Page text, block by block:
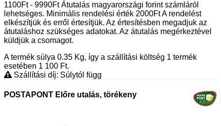
1100Ft - 9990Ft Átutalás magyarországi forint számláról
lehetséges. Minimális rendelési érték 2000Ft A rendelést
elkészítjük és erről értesítjük. Az értesítésben megadjuk az
átutaláshoz szükséges adatokat. Az átutalás megérkeztével
küldjük a csomagot.
A termék súlya 0.35 Kg, így a szállítási költség 1 termék
esetében 1 100 Ft.
Szállítási díj: Súlytól függ
POSTAPONT Előre utalás, törékeny